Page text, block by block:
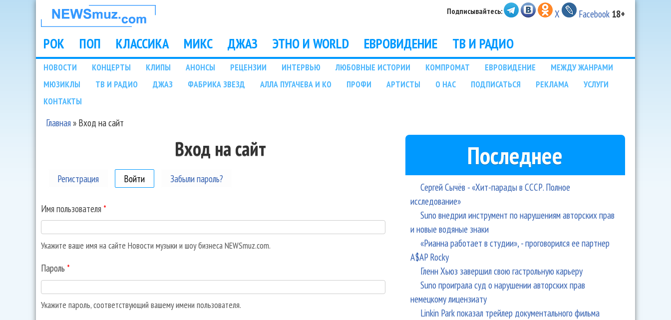
НОВОСТИ
МУЗЫКИ И
ШОУ БИЗНЕСА
NEWSMUZ.COM
Подписывайтесь: X Facebook 18+
Main menu
РОК ПОП КЛАССИКА МИКС ДЖАЗ ЭТНО И WORLD ЕВРОВИДЕНИЕ ТВ И РАДИО
Подразделы
НОВОСТИ КОНЦЕРТЫ КЛИПЫ АНОНСЫ РЕЦЕНЗИИ ИНТЕРВЬЮ ЛЮБОВНЫЕ ИСТОРИИ КОМПРОМАТ ЕВРОВИДЕНИЕ
МЕЖДУ ЖАНРАМИ
МЮЗИКЛЫ
ТВ И РАДИО ДЖАЗ ФАБРИКА ЗВЕЗД АЛЛА ПУГАЧЕВА И КО ПРОФИ АРТИСТЫ О НАС ПОДПИСАТЬСЯ РЕКЛАМА
УСЛУГИ
КОНТАКТЫ
Вы здесь
Главная» Вход на сайт
Вход на сайт
Регистрация Войти (активная вкладка)
Забыли пароль?
Имя пользователя *
Укажите ваше имя на сайте Новости музыки и шоу бизнеса NEWSmuz.com.
Пароль *
Укажите пароль, соответствующий вашему имени пользователя.
Последнее
Сергей Сычёв - «Хит-парады в СССР. Полное
исследование»
Suno внедрил инструмент по нарушениям авторских прав
и новые водяные знаки
«Рианна работает в студии», - проговорился ее партнер
A$AP Rocky
Гленн Хьюз завершил свою гастрольную карьеру
Suno проиграла суд о нарушении авторских прав
немецкому лицензиату
Linkin Park показал трейлер документального фильма